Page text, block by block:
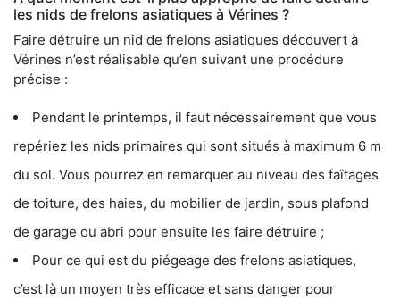
les nids de frelons asiatiques à Vérines ?
Faire détruire un nid de frelons asiatiques découvert à
Vérines n’est réalisable qu’en suivant une procédure
précise :
Pendant le printemps, il faut nécessairement que vous
repériez les nids primaires qui sont situés à maximum 6 m
du sol. Vous pourrez en remarquer au niveau des faîtages
de toiture, des haies, du mobilier de jardin, sous plafond
de garage ou abri pour ensuite les faire détruire ;
Pour ce qui est du piégeage des frelons asiatiques,
c’est là un moyen très efficace et sans danger pour